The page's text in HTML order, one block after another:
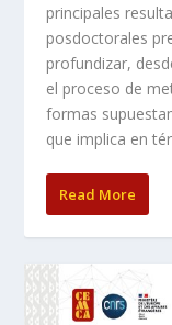
principales
posdoctorales
profundizar,
el proceso de
formas
que implica en
Read More